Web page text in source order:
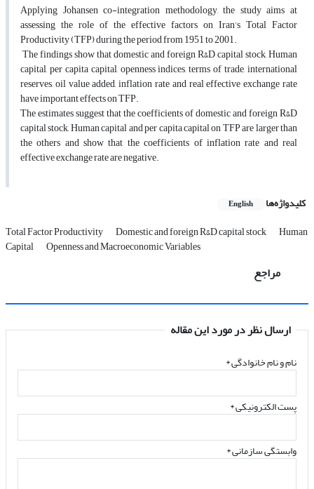
Applying Johansen co-integration methodology, the study aims at
assessing the role of the effective factors on Iran’s Total Factor
Productivity (TFP) during the period from 1951 to 2001.
The findings show that domestic and foreign R&D capital stock, Human
capital, per capita capital, openness indices, terms of trade, international
reserves, oil value added, inflation rate and real effective exchange rate
have important effects on TFP.
The estimates suggest that the coefficients of domestic and foreign R&D
capital stock, Human capital and per capita capital on TFP are larger than
the others and show that the coefficients of inflation rate and real
effective exchange rate are negative.
کلیدواژه‌ها English
Total Factor Productivity Domestic and foreign R&D capital stock Human
Capital Openness and Macroeconomic Variables
مراجع
ارسال نظر در مورد این مقاله
نام و نام خانوادگی*
پست الکترونیکی*
وابستگی سازمانی *